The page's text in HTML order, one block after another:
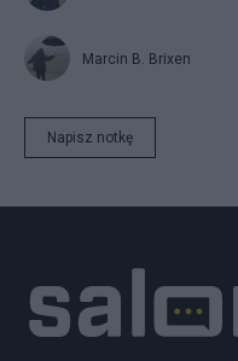
Marcin B. Brixen
Napisz notkę